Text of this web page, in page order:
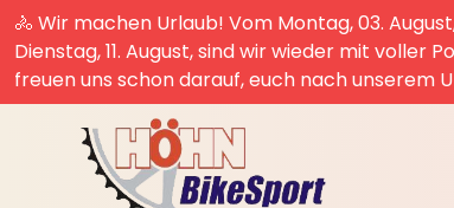
🚴 Wir machen Urlaub! Vom Montag, 03.
Dienstag, 11. August, sind wir wieder mit voller
freuen uns schon darauf, euch nach unserem